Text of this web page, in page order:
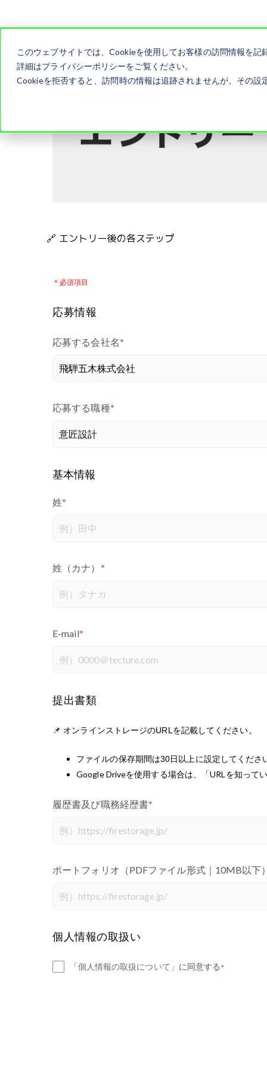
このウェブサイトでは、Cookieを使用してお客様の訪問情報を
詳細はプライバシーポリシーをご覧ください。
Cookieを拒否すると、訪問時の情報は追跡されませんが、その
🔗 エントリー後の各ステップ
＊必須項目
応募情報
応募する会社名*
応募する職種*
基本情報
姓*
姓（カナ） *
E-mail*
提出書類
📌 オンラインストレージのURLを記載してください。
ファイルの保存期間は30日以上に設定してくださ
Google Driveを使用する場合は、「URLを知って
履歴書及び職務経歴書*
ポートフォリオ（PDFファイル形式｜10MB以下
個人情報の取扱い
「個人情報の取扱について 」に同意する*